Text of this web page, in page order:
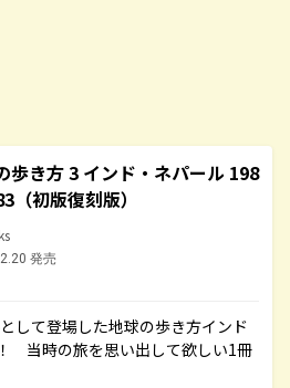
歩き方 3 インド・ネパール 198
（初版復刻版）
発売
して登場した地球の歩き方インド
当時の旅を思い出して欲しい1冊